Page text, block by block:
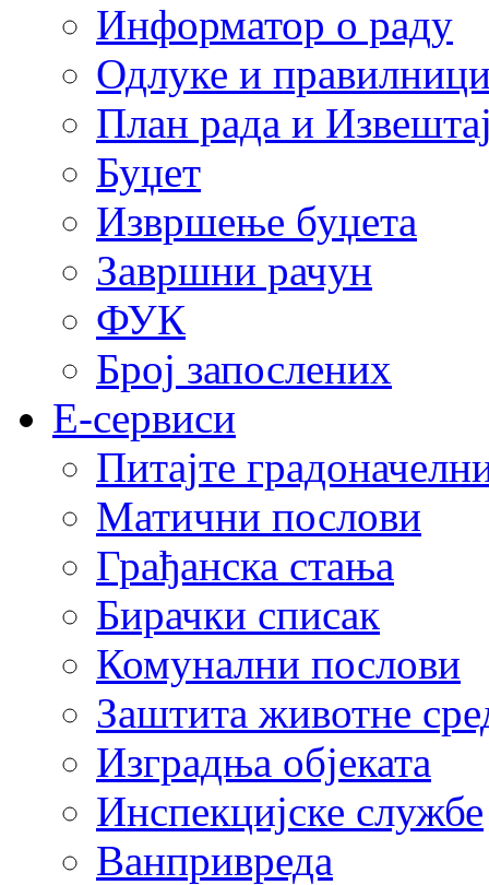
Информатор о раду
Одлуке и
План рада и
Буџет
Извршење буџета
Завршни рачун
ФУК
Број запослених
E-сервиси
Питајте
Матични послови
Грађанска стања
Бирачки списак
Комунални послови
Заштита животне
Изградња објеката
Инспекцијске службе
Ванпривреда